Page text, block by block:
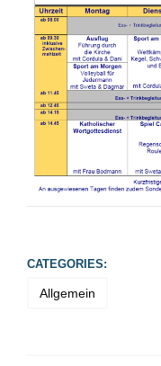
CATEGORIES:
Allgemein